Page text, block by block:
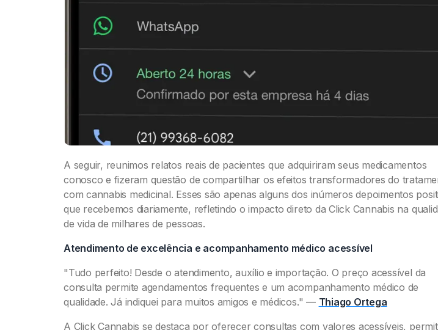
A seguir, reunimos relatos reais de pacientes que adquiriram seus medicamentos
conosco e fizeram questão de compartilhar os efeitos transformadores do
com cannabis medicinal. Esses são apenas alguns dos inúmeros depoimentos
que recebemos diariamente, refletindo o impacto direto da Click Cannabis na
de vida de milhares de pessoas.
Atendimento de excelência e acompanhamento médico acessível
"Tudo perfeito! Desde o atendimento, auxílio e importação. O preço acessível da
consulta permite agendamentos frequentes e um acompanhamento médico de
qualidade. Já indiquei para muitos amigos e médicos." — Thiago Ortega
A Click Cannabis se destaca por oferecer consultas com valores acessíveis,